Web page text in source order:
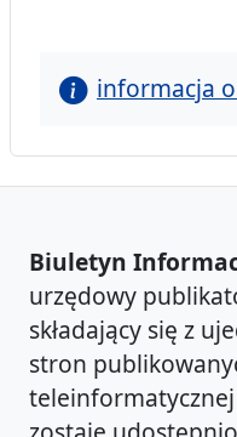
informacja
Biuletyn
urzędowy
składający się z
stron